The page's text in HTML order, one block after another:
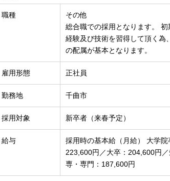
職種
その他
総合職での採用となります。 初
経験及び技術を習得して頂く為
の配属が基本となります。
雇用形態 正社員
勤務地 千曲市
採用対象 新卒者（来春予定）
給与
採用時の基本給（月給） 大学院
223,600円／大卒：204,600円
専・専門：187,600円